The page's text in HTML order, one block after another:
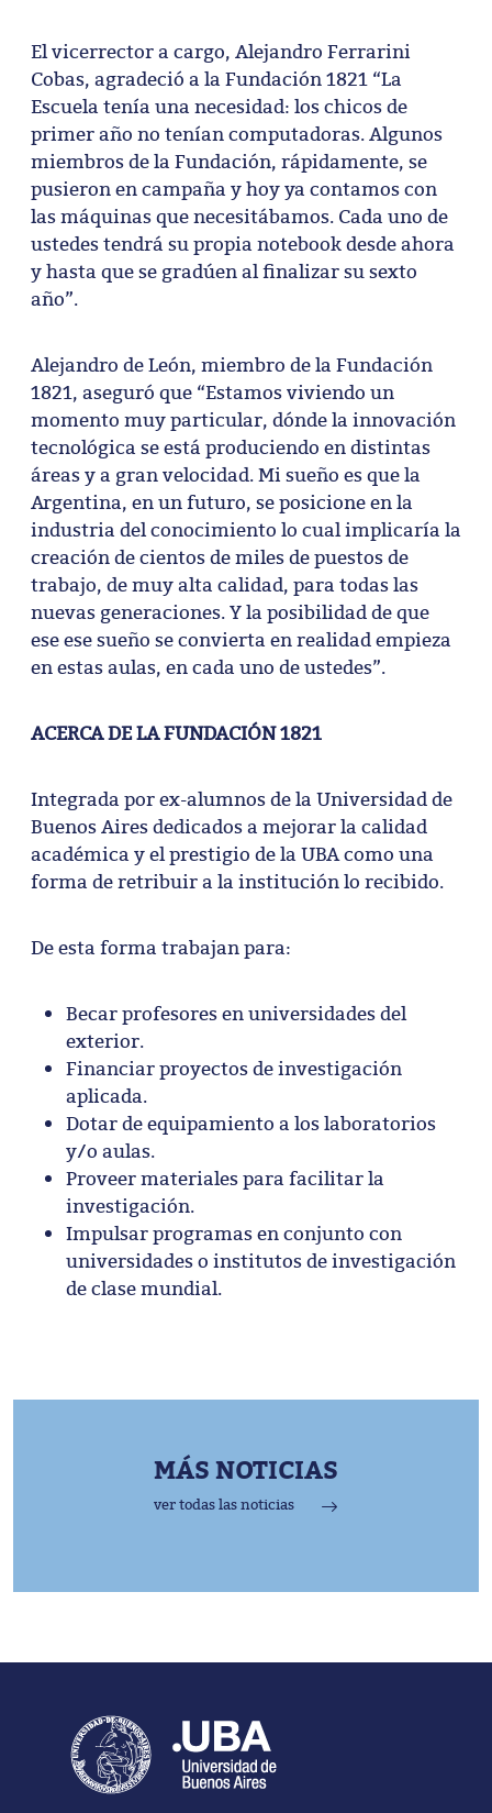
El vicerrector a cargo, Alejandro Ferrarini
Cobas, agradeció a la Fundación 1821 “La
Escuela tenía una necesidad: los chicos de
primer año no tenían computadoras. Algunos
miembros de la Fundación, rápidamente, se
pusieron en campaña y hoy ya contamos con
las máquinas que necesitábamos. Cada uno de
ustedes tendrá su propia notebook desde ahora
y hasta que se gradúen al finalizar su sexto
año”.
Alejandro de León, miembro de la Fundación
1821, aseguró que “Estamos viviendo un
momento muy particular, dónde la innovación
tecnológica se está produciendo en distintas
áreas y a gran velocidad. Mi sueño es que la
Argentina, en un futuro, se posicione en la
industria del conocimiento lo cual implicaría la
creación de cientos de miles de puestos de
trabajo, de muy alta calidad, para todas las
nuevas generaciones. Y la posibilidad de que
ese ese sueño se convierta en realidad empieza
en estas aulas, en cada uno de ustedes”.
ACERCA DE LA FUNDACIÓN 1821
Integrada por ex-alumnos de la Universidad de
Buenos Aires dedicados a mejorar la calidad
académica y el prestigio de la UBA como una
forma de retribuir a la institución lo recibido.
De esta forma trabajan para:
Becar profesores en universidades del
exterior.
Financiar proyectos de investigación
aplicada.
Dotar de equipamiento a los laboratorios
y/o aulas.
Proveer materiales para facilitar la
investigación.
Impulsar programas en conjunto con
universidades o institutos de investigación
de clase mundial.
MÁS NOTICIAS
ver todas las noticias